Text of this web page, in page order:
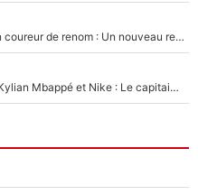
Decathlon-CMA CGM veut recruter un coureur de renom : Un nouveau renfort important arrive pour Paul Seixas ?
Thibaud Vézirian annonce la fin entre Kylian Mbappé et Nike : Le capitaine de l'équipe de France lui répond sur Instagram !